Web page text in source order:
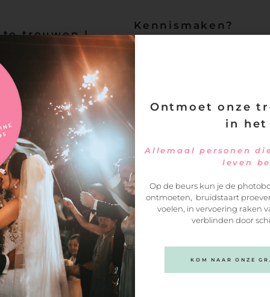
te trouwen |
Kennismaken?
Ontmoet onze
in
Allemaal personen
leven
Op de beurs kun je de
ontmoeten, bruidstaart
voelen, in vervoering raken
verblinden door
KOM NAAR ONZE